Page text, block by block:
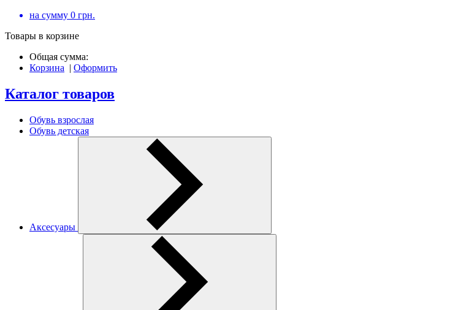
на сумму 0 грн.
Товары в корзине
Общая сумма:
Корзина | Оформить
Каталог товаров
Обувь взрослая
Обувь детская
Аксесуары